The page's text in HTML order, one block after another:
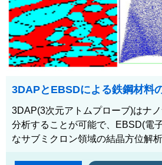
3DAPとEBSDによる鉄鋼材料
3DAP(3次元アトムプローブ)はナ
分析することが可能で、EBSD(電
なサブミクロン領域の結晶方位解